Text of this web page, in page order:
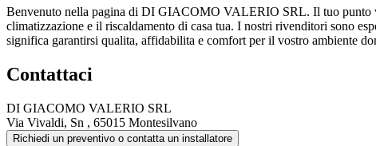
Benvenuto nella pagina di DI GIACOMO VALERIO SRL. Il tuo
climatizzazione e il riscaldamento di casa tua. I nostri rivenditori sono
significa garantirsi qualita, affidabilita e comfort per il vostro ambiente
Contattaci
DI GIACOMO VALERIO SRL
Via Vivaldi, Sn , 65015 Montesilvano
Richiedi un preventivo o contatta un installatore